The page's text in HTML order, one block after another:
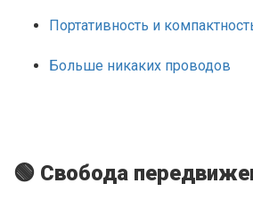
Портативность и
Больше никаких проводов
🟢 Свобода